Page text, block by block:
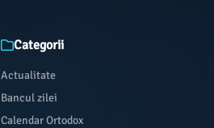
Categorii
Actualitate
Bancul zilei
Calendar Ortodox